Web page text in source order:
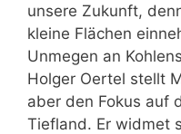
unsere Zukunft,
kleine Flächen
Unmegen an
Holger Oertel stellt
aber den Fokus auf
Tiefland. Er widmet